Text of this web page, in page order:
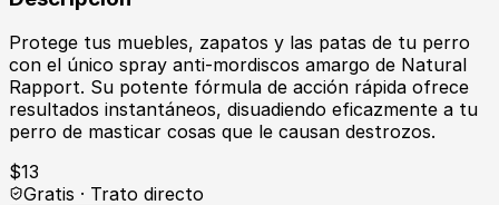
Protege tus muebles, zapatos y las patas de tu perro
con el único spray anti-mordiscos amargo de Natural
Rapport. Su potente fórmula de acción rápida ofrece
resultados instantáneos, disuadiendo eficazmente a tu
perro de masticar cosas que le causan destrozos.
$13
Gratis · Trato directo